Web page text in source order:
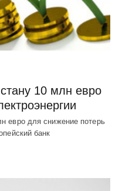
10 млн евро
евро для снижение потерь
банк